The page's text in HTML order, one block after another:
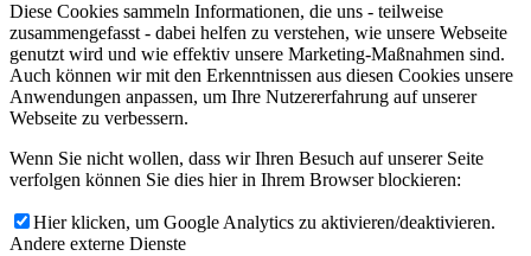
Diese Cookies sammeln Informationen, die uns - teilweise
zusammengefasst - dabei helfen zu verstehen, wie unsere Webseite
genutzt wird und wie effektiv unsere Marketing-Maßnahmen sind.
Auch können wir mit den Erkenntnissen aus diesen Cookies unsere
Anwendungen anpassen, um Ihre Nutzererfahrung auf unserer
Webseite zu verbessern.
Wenn Sie nicht wollen, dass wir Ihren Besuch auf unserer Seite
verfolgen können Sie dies hier in Ihrem Browser blockieren:
Hier klicken, um Google Analytics zu aktivieren/deaktivieren.
Andere externe Dienste